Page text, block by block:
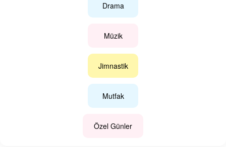
Drama
Müzik
Jimnastik
Mutfak
Özel Günler